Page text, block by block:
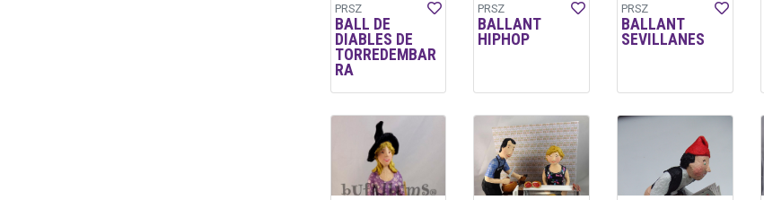
PRSZ
BALL DE
DIABLES DE
TORREDEMBAR
RA
PRSZ
BALLANT
HIPHOP
PRSZ
BALLANT
SEVILLANES